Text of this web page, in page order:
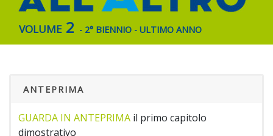
volume 2 - 2° BIENNIO - ULTIMO ANNO
ANTEPRIMA
GUARDA IN ANTEPRIMA il primo capitolo
dimostrativo